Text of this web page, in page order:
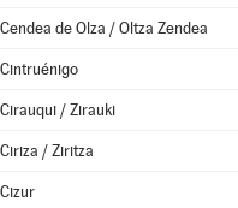
Cendea de Olza / Oltza Zendea
Cintruénigo
Cirauqui / Zirauki
Ciriza / Ziritza
Cizur